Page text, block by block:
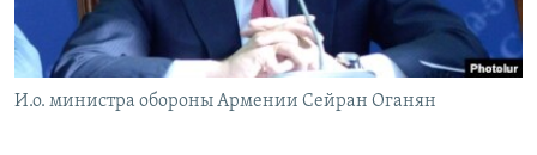
Հայերեն
English
И.о. министра обороны Армении Сейран Оганян